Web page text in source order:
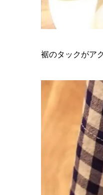
裾のタックがア